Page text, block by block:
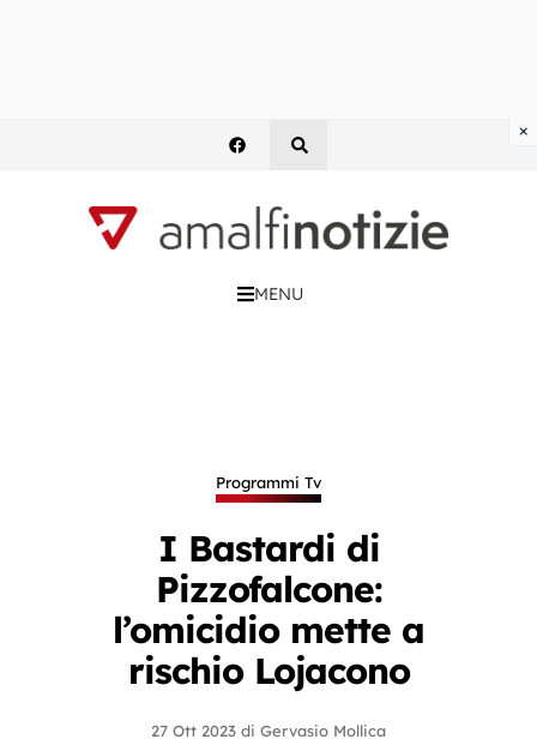
MENU
Programmi Tv
I Bastardi di
Pizzofalcone:
l’omicidio mette a
rischio Lojacono
27 Ott 2023 di Gervasio Mollica
×